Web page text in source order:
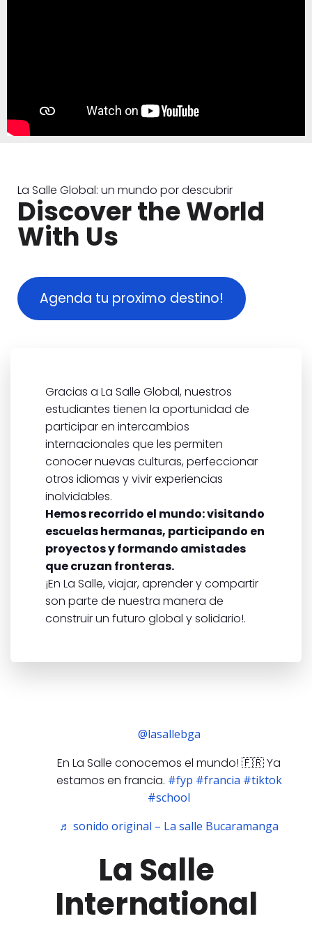
La Salle Global: un mundo por descubrir
Discover the World
With Us
Agenda tu proximo destino!
Gracias a La Salle Global, nuestros
estudiantes tienen la oportunidad de
participar en intercambios
internacionales que les permiten
conocer nuevas culturas, perfeccionar
otros idiomas y vivir experiencias
inolvidables.
Hemos recorrido el mundo: visitando
escuelas hermanas, participando en
proyectos y formando amistades
que cruzan fronteras.
¡En La Salle, viajar, aprender y compartir
son parte de nuestra manera de
construir un futuro global y solidario!.
@lasallebga
En La Salle conocemos el mundo! 🇫🇷 Ya
estamos en francia. #fyp #francia #tiktok
#school
♬ sonido original – La salle Bucaramanga
La Salle
International